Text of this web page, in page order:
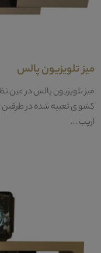
میز تلویزیون پالس
میز تلویزیون پالس در عین
کشو ی تعبیه شده در طرفین
اریب ...